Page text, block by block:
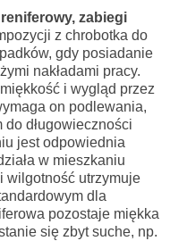
zabiegi
z chrobotka do
gdy posiadanie
nakładami pracy.
i wygląd przez
on podlewania,
długowieczności
jest odpowiednia
w mieszkaniu
wilgotność utrzymuje
dla
pozostaje miękka
się zbyt suche, np.